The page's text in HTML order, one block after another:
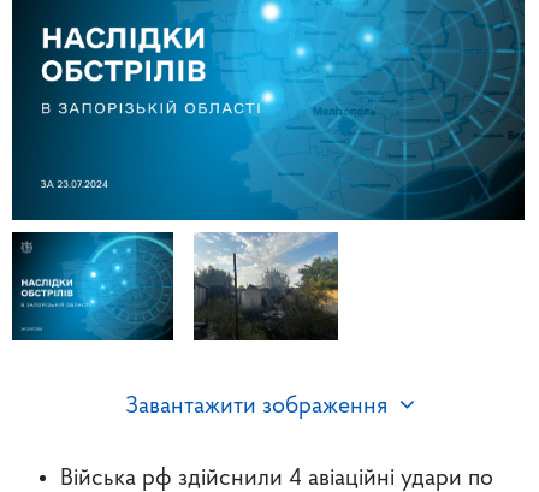
Завантажити зображення
Війська рф здійснили 4 авіаційні удари по